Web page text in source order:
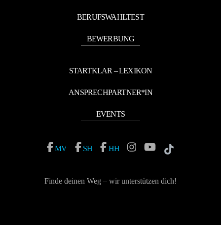
BERUFSWAHLTEST
BEWERBUNG
STARTKLAR – LEXIKON
ANSPRECHPARTNER*IN
EVENTS
MV SH HH
Finde deinen Weg – wir unterstützen dich!